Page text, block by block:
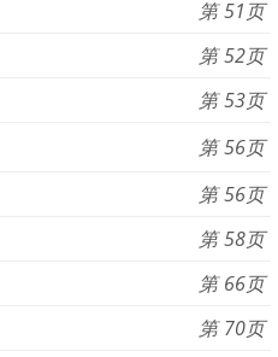
51
52
53
56
56
58
66
70